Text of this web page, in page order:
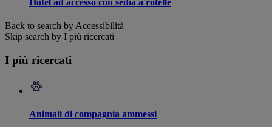
Hotel ad accesso con sedia a rotelle
Back to search by Accessibilità
Skip search by I più ricercati
I più ricercati
Animali di compagnia ammessi